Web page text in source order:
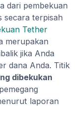
dari pembekuan
secara terpisah
Tether
merupakan
jika Anda
dana Anda. Titik
dibekukan
laporan